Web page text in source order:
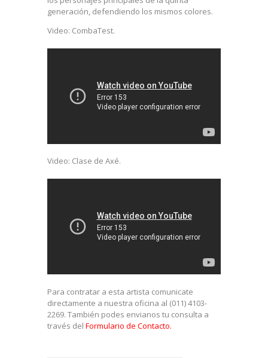
generación, defendiendo los mismos colores.
Video: CombaTest.
Video: Clase de Axé.
Para contratar a esta artista comunicate
directamente a nuestra oficina al (011) 4103-
2269. También podes envianos tu consulta a
través del Formulario de Contacto.